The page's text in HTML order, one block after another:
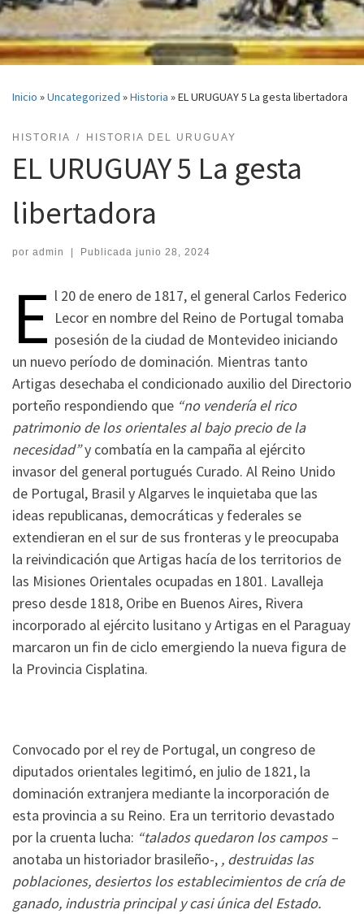
Inicio »Uncategorized »Historia »EL URUGUAY 5 La gesta libertadora
HISTORIA HISTORIA DEL URUGUAY
EL URUGUAY 5 La gesta
libertadora
por admin | Publicada junio 28, 2024
E l 20 de enero de 1817, el general Carlos Federico
Lecor en nombre del Reino de Portugal tomaba
posesión de la ciudad de Montevideo iniciando
un nuevo período de dominación. Mientras tanto
Artigas desechaba el condicionado auxilio del Directorio
porteño respondiendo que “no vendería el rico
patrimonio de los orientales al bajo precio de la
necesidad”y combatía en la campaña al ejército
invasor del general portugués Curado. Al Reino Unido
de Portugal, Brasil y Algarves le inquietaba que las
ideas republicanas, democráticas y federales se
extendieran en el sur de sus fronteras y le preocupaba
la reivindicación que Artigas hacía de los territorios de
las Misiones Orientales ocupadas en 1801. Lavalleja
preso desde 1818, Oribe en Buenos Aires, Rivera
incorporado al ejército lusitano y Artigas en el Paraguay
marcaron un fin de ciclo emergiendo la nueva figura de
la Provincia Cisplatina.
Convocado por el rey de Portugal, un congreso de
diputados orientales legitimó, en julio de 1821, la
dominación extranjera mediante la incorporación de
esta provincia a su Reino. Era un territorio devastado
por la cruenta lucha: “talados quedaron los campos –
anotaba un historiador brasileño-, , destruidas las
poblaciones, desiertos los establecimientos de cría de
ganado, industria principal y casi única del Estado.